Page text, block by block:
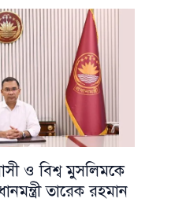
ও বিশ্ব মুসলিমকে
তারেক রহমান